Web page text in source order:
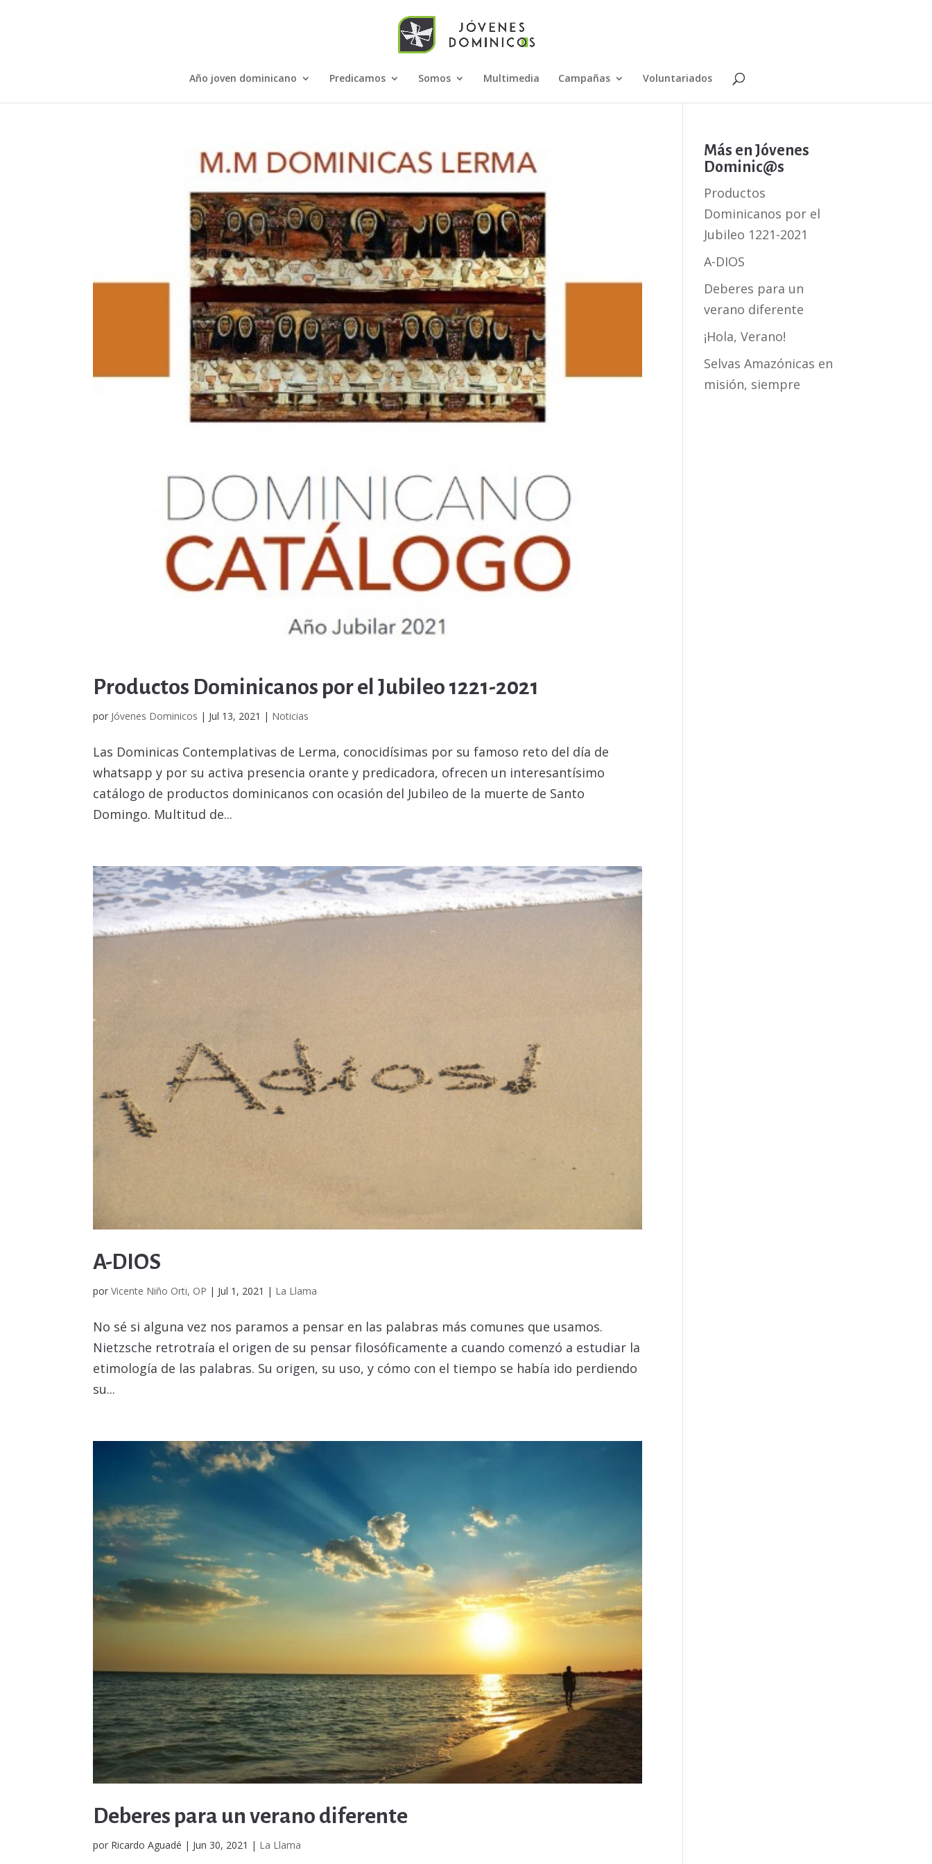
Año joven dominicano Predicamos Somos Multimedia Campañas Voluntariados
Productos Dominicanos por el Jubileo 1221-2021
por Jóvenes Dominicos | Jul 13, 2021 | Noticias
Las Dominicas Contemplativas de Lerma, conocidísimas por su famoso reto del día de
whatsapp y por su activa presencia orante y predicadora, ofrecen un interesantísimo
catálogo de productos dominicanos con ocasión del Jubileo de la muerte de Santo
Domingo. Multitud de...
A-DIOS
porVicente Niño Orti, OP | Jul 1, 2021 | La Llama
No sé si alguna vez nos paramos a pensar en las palabras más comunes que usamos.
Nietzsche retrotraía el origen de su pensar filosóficamente a cuando comenzó a estudiar la
etimología de las palabras. Su origen, su uso, y cómo con el tiempo se había ido perdiendo
su...
Deberes para un verano diferente
por Ricardo Aguadé | Jun 30, 2021 | La Llama
Más en Jóvenes
Dominic@s
Productos
Dominicanos por el
Jubileo 1221-2021
A-DIOS
Deberes para un
verano diferente
¡Hola, Verano!
Selvas Amazónicas en
misión, siempre